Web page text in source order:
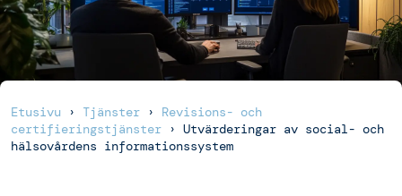
Etusivu › Tjänster › Revisions- och
certifieringstjänster › Utvärderingar av social- och
hälsovårdens informationssystem